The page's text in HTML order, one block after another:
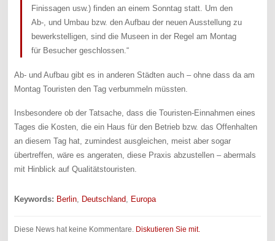
Finissagen usw.) finden an einem Sonntag statt. Um den
Ab-, und Umbau bzw. den Aufbau der neuen Ausstellung zu
bewerkstelligen, sind die Museen in der Regel am Montag
für Besucher geschlossen.“
Ab- und Aufbau gibt es in anderen Städten auch – ohne dass da am
Montag Touristen den Tag verbummeln müssten.
Insbesondere ob der Tatsache, dass die Touristen-Einnahmen eines
Tages die Kosten, die ein Haus für den Betrieb bzw. das Offenhalten
an diesem Tag hat, zumindest ausgleichen, meist aber sogar
übertreffen, wäre es angeraten, diese Praxis abzustellen – abermals
mit Hinblick auf Qualitätstouristen.
Keywords: Berlin Deutschland Europa
Diese News hat keine Kommentare. Diskutieren Sie mit.